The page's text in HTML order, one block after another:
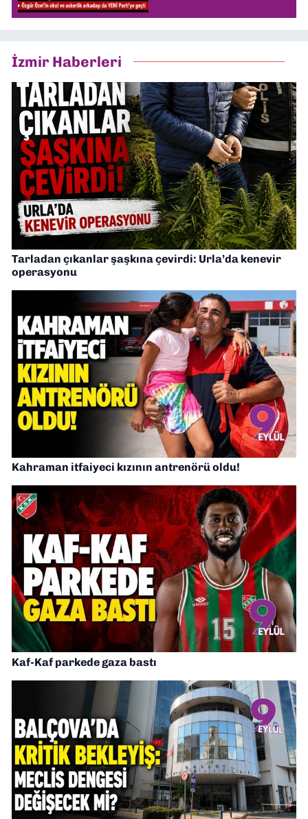
İzmir Haberleri
Tarladan çıkanlar şaşkına çevirdi: Urla’da kenevir
operasyonu
Kahraman itfaiyeci kızının antrenörü oldu!
Kaf-Kaf parkede gaza bastı